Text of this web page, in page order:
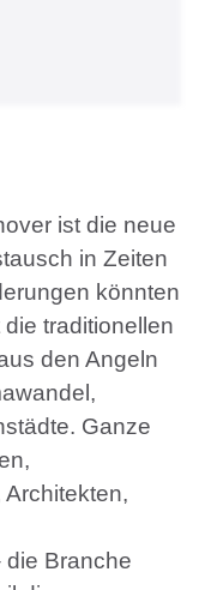
ist die neue
in Zeiten
könnten
traditionellen
den Angeln
Ganze
Architekten,
Branche